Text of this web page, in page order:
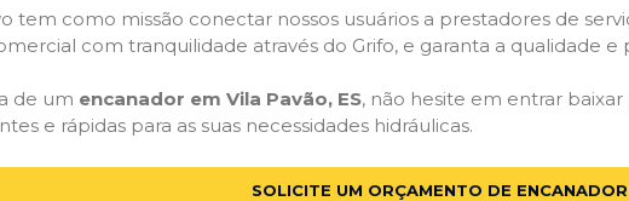
tem como missão conectar nossos usuários a prestadores de
com tranquilidade através do Grifo, e garanta a qualidade e
de um encanador em Vila Pavão, ES, não hesite em entrar
e rápidas para as suas necessidades hidráulicas.
SOLICITE UM ORÇAMENTO DE